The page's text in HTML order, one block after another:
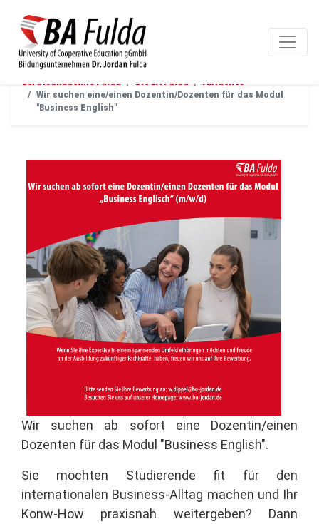
Berufsakademie Fulda Die BA Fulda
Aktuelles
Wir suchen eine/einen Dozentin/Dozenten für das Modul
"Business English"
Wir suchen ab sofort eine Dozentin/einen
Dozenten für das Modul "Business English".
Sie möchten Studierende fit für den
internationalen Business-Alltag machen und Ihr
Konw-How praxisnah weitergeben? Dann